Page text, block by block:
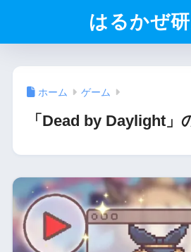
はるかぜ
ホーム ゲーム
「Dead by Daylight」